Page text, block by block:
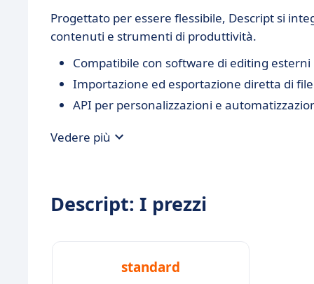
Progettato per essere flessibile, Descript si
contenuti e strumenti di produttività.
Compatibile con software di editing esterni
Importazione ed esportazione diretta di
API per personalizzazioni e
Vedere più
Descript: I prezzi
standard